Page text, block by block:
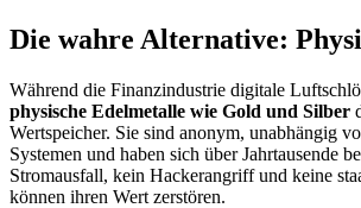
Die wahre Alternative:
Während die Finanzindustrie digitale
physische Edelmetalle wie Gold und Silber
Wertspeicher. Sie sind anonym, unabhängig
Systemen und haben sich über Jahrtausende
Stromausfall, kein Hackerangriff und keine
können ihren Wert zerstören.